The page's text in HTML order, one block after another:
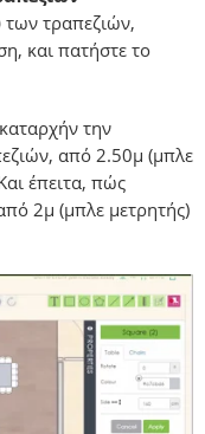
των τραπεζιών,
και πατήστε το
την
από 2.50μ (μπλε
έπειτα, πώς
2μ (μπλε μετρητής)